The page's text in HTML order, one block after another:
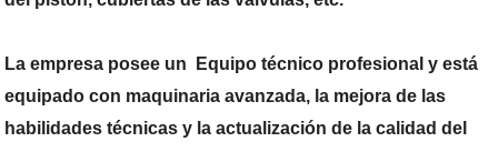
La empresa posee un Equipo técnico profesional y está
equipado con maquinaria avanzada, la mejora de las
habilidades técnicas y la actualización de la calidad del